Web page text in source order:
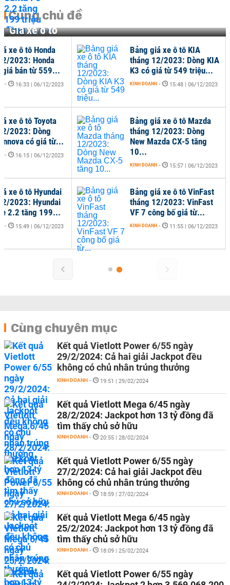
Cùng chủ đề
Giá xe ô tô
xe ô tô Honda
2023: Honda
giá bán từ 559...
- 16:33 | 06/12/2023
xe ô tô Toyota
2023: Dòng
có giá từ...
- 16:15 | 06/12/2023
xe ô tô Hyundai
2023: Hyundai
2.2 tăng 199...
- 15:49 | 06/12/2023
Bảng giá xe ô tô KIA
tháng 12/2023: Dòng KIA
K3 có giá từ 549 triệu...
KINH DOANH - 15:48 | 06/12/2023
Bảng giá xe ô tô Mazda
tháng 12/2023: Dòng
New Mazda CX-5 tăng
10...
KINH DOANH - 15:57 | 06/12/2023
Bảng giá xe ô tô VinFast
tháng 12/2023: VinFast
VF 7 công bố giá từ...
KINH DOANH - 11:55 | 06/12/2023
Cùng chuyên mục
Kết quả Vietlott Power 6/55 ngày
29/2/2024: Cả hai giải Jackpot đều
không có chủ nhân trúng thưởng
KINH DOANH - 19:51 | 29/02/2024
Kết quả Vietlott Mega 6/45 ngày
28/2/2024: Jackpot hơn 13 tỷ đồng đã
tìm thấy chủ sở hữu
KINH DOANH - 20:55 | 28/02/2024
Kết quả Vietlott Power 6/55 ngày
27/2/2024: Cả hai giải Jackpot đều
không có chủ nhân trúng thưởng
KINH DOANH - 18:59 | 27/02/2024
Kết quả Vietlott Mega 6/45 ngày
25/2/2024: Jackpot hơn 13 tỷ đồng đã
tìm thấy chủ sở hữu
KINH DOANH - 18:09 | 25/02/2024
Kết quả Vietlott Power 6/55 ngày